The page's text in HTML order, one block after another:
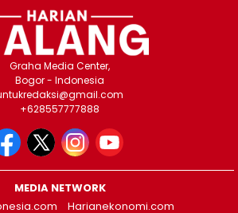
Graha Media Center,
Bogor - Indonesia
+628557777888
MEDIA NETWORK
Harianekonomi.com